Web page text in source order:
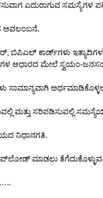
ಎದುರಾಗುವ ಸಮಸ್ಯೆಗಳ
ಅವಲಂಬನೆ.
ಬಿಪಿಎಲ್ ಕಾರ್ಡ್‌ಗಳು
ಆಧಾರದ ಮೇಲೆ ಸ್ವಯಂ-
ಸಾಮಾನ್ಯವಾಗಿ
ಮತ್ತು ಸರಿಪಡಿಸುವಲ್ಲಿ
ನಿಧಾನಗತಿ.
ಮಾಡಲು